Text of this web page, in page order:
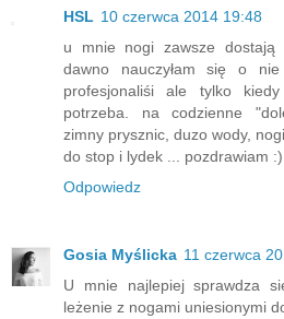
HSL 10 czerwca 2014 19:48
u mnie nogi zawsze
dawno nauczyłam się o
profesjonaliśi ale tylko
potrzeba. na codzienne
zimny prysznic, duzo wody,
do stop i lydek ... pozdrawiam :)
Odpowiedz
Gosia Myślicka 11 czerwca
U mnie najlepiej sprawdza
leżenie z nogami uniesionymi